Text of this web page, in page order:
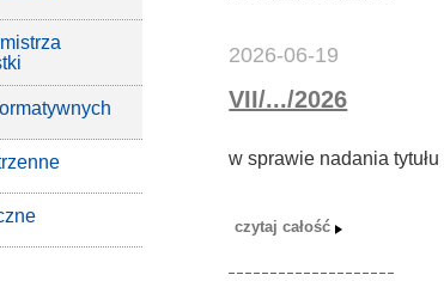
2026-06-19
VII/.../2026
w sprawie nadania